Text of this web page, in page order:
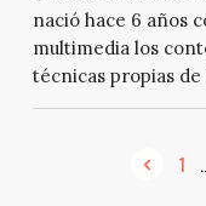
nació hace 6 años
multimedia los
técnicas propias
1